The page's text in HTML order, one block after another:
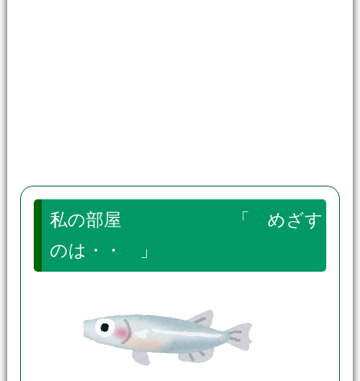
私の部屋 「 めざす
のは・・ 」